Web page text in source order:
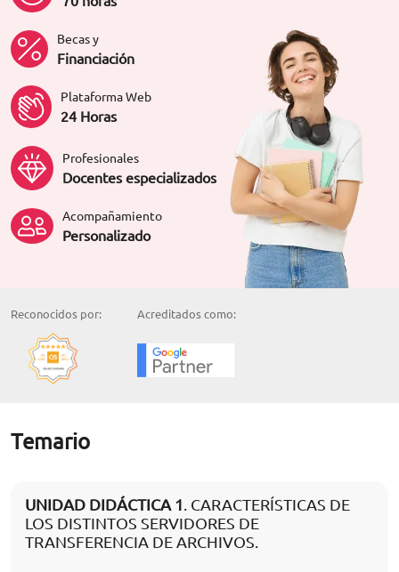
Becas y
Financiación
Plataforma Web
24 Horas
Profesionales
Docentes especializados
Acompañamiento
Personalizado
Reconocidos por: Acreditados como:
Temario
UNIDAD DIDÁCTICA 1. CARACTERÍSTICAS DE
LOS DISTINTOS SERVIDORES DE
TRANSFERENCIA DE ARCHIVOS.